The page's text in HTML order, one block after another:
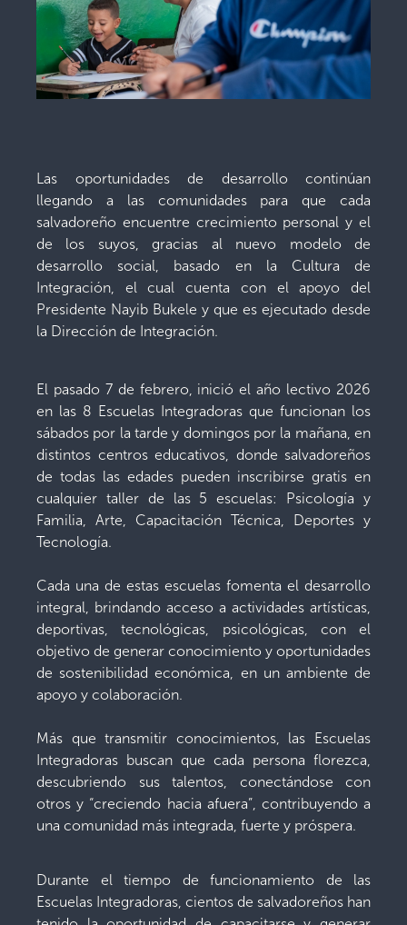
Las oportunidades de desarrollo continúan
llegando a las comunidades para que cada
salvadoreño encuentre crecimiento personal y el
de los suyos, gracias al nuevo modelo de
desarrollo social, basado en la Cultura de
Integración, el cual cuenta con el apoyo del
Presidente Nayib Bukele y que es ejecutado desde
la Dirección de Integración.
El pasado 7 de febrero, inició el año lectivo 2026
en las 8 Escuelas Integradoras que funcionan los
sábados por la tarde y domingos por la mañana, en
distintos centros educativos, donde salvadoreños
de todas las edades pueden inscribirse gratis en
cualquier taller de las 5 escuelas: Psicología y
Familia, Arte, Capacitación Técnica, Deportes y
Tecnología.
Cada una de estas escuelas fomenta el desarrollo
integral, brindando acceso a actividades artísticas,
deportivas, tecnológicas, psicológicas, con el
objetivo de generar conocimiento y oportunidades
de sostenibilidad económica, en un ambiente de
apoyo y colaboración.
Más que transmitir conocimientos, las Escuelas
Integradoras buscan que cada persona florezca,
descubriendo sus talentos, conectándose con
otros y “creciendo hacia afuera”, contribuyendo a
una comunidad más integrada, fuerte y próspera.
Durante el tiempo de funcionamiento de las
Escuelas Integradoras, cientos de salvadoreños han